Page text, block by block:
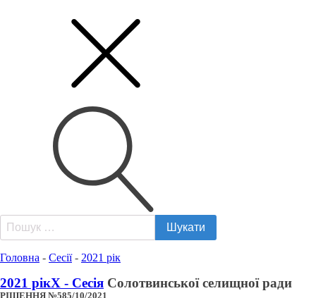
Пошук:
Головна - Сесії- 2021 рік
2021 рікX - Сесія Солотвинської селищної ради
РІШЕННЯ №585/10/2021